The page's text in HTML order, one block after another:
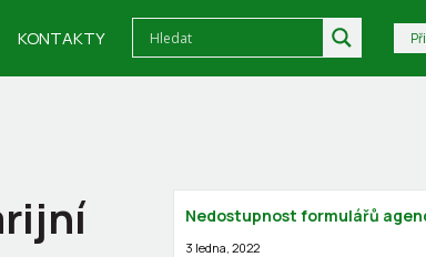
KONTAKTY
Nedostupnost formulářů
3 ledna, 2022